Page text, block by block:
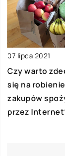
07 lipca 2021
Czy warto
się na robienie
zakupów
przez